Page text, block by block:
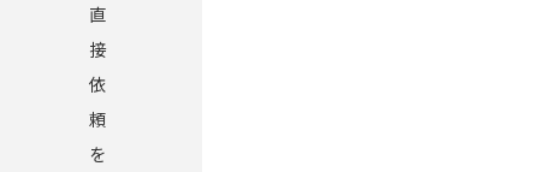
直
接
依
頼
を